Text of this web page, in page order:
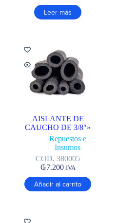
Leer más
AISLANTE DE
CAUCHO DE 3/8″»
Repuestos e
Insumos
COD. 380005
₲7.200 IVA
Añadir al carrito